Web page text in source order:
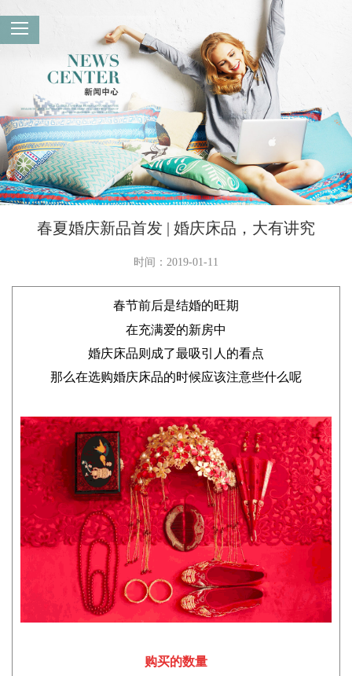
春夏婚庆新品首发 | 婚庆床品，大有讲究
时间：2019-01-11
春节前后是结婚的旺期
在充满爱的新房中
婚庆床品则成了最吸引人的看点
那么在选购婚庆床品的时候应该注意些什么呢
购买的数量